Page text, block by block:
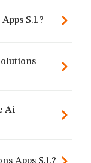
S.l.?
Ai